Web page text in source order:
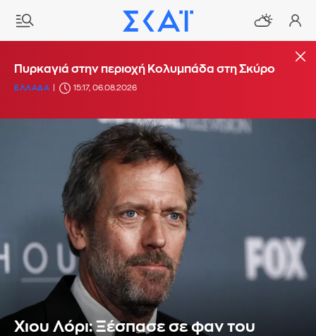
Πυρκαγιά στην περιοχή Κολυμπάδα στη Σκύρο
ΕΛΛΑΔΑ 15:17, 06.08.2026
Χιου Λόρι: Ξέσπασε σε φαν του